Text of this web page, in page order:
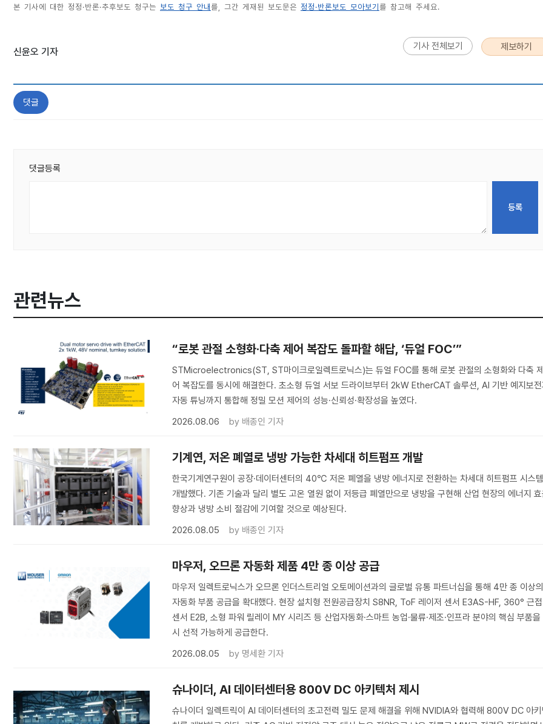
본 기사에 대한 정정·반론·추후보도 청구는 보도 청구 안내 를, 그간 게재된 보도문은 정정·반론보도 모아보기 를 참고해 주세요.
신윤오 기자 기사 전체보기 제보하기
댓글
댓글등록
관련뉴스
“로봇 관절 소형화·다축 제어 복잡도 돌파할 해답, ‘듀얼 FOC’”
STMicroelectronics(ST, ST마이크로일렉트로닉스)는 듀얼 FOC를 통해 로봇 관절의 소형화와 다축
어 복잡도를 동시에 해결한다. 초소형 듀얼 서보 드라이브부터 2kW EtherCAT 솔루션, AI 기반 예지보
자동 튜닝까지 통합해 정밀 모션 제어의 성능·신뢰성·확장성을 높였다.
2026.08.06
by 배종인 기자
기계연, 저온 폐열로 냉방 가능한 차세대 히트펌프 개발
한국기계연구원이 공장·데이터센터의 40℃ 저온 폐열을 냉방 에너지로 전환하는 차세대 히트펌프 시스
개발했다. 기존 기술과 달리 별도 고온 열원 없이 저등급 폐열만으로 냉방을 구현해 산업 현장의 에너지
향상과 냉방 소비 절감에 기여할 것으로 예상된다.
2026.08.05
by 배종인 기자
마우저, 오므론 자동화 제품 4만 종 이상 공급
마우저 일렉트로닉스가 오므론 인더스트리얼 오토메이션과의 글로벌 유통 파트너십을 통해 4만 종 이상
자동화 부품 공급을 확대했다. 현장 설치형 전원공급장치 S8NR, ToF 레이저 센서 E3AS-HF, 360° 근접
센서 E2B, 소형 파워 릴레이 MY 시리즈 등 산업자동화·스마트 농업·물류·제조·인프라 분야의 핵심 부품을
시 선적 가능하게 공급한다.
2026.08.05
by 명세환 기자
슈나이더, AI 데이터센터용 800V DC 아키텍처 제시
슈나이더 일렉트릭이 AI 데이터센터의 초고전력 밀도 문제 해결을 위해 NVIDIA와 협력해 800V DC 아